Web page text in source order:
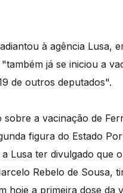
à agência Lusa,
já se iniciou a
de outros deputados".
sobre a vacinação de
figura do Estado
Lusa ter divulgado que
Rebelo de Sousa,
hoje a primeira dose da